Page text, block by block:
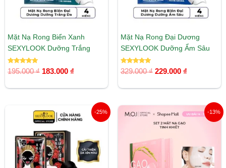
Mặt Nạ Rong Biển Xanh
SEXYLOOK Dưỡng Trắng
Được xếp
hạng
195.000₫ 183.000 ₫
Mặt Nạ Rong Đại Dương
SEXYLOOK Dưỡng Ẩm Sâu
Được xếp
hạng
329.000₫ 229.000 ₫
-25%
Giá
gốc
240.000 ₫.
hiện
179.000 ₫.
-13%
gốc
là:
hiện
518.000 ₫.